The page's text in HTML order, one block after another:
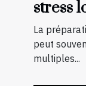
stress
à
La
peut
multiples...